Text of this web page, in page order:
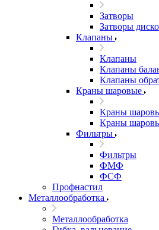
Затворы
Затворы
Клапаны
Клапаны
Клапаны
Клапаны
Краны шаровые
Краны
Краны
Фильтры
Фильтры
ФМФ
ФСФ
Профнастил
Металлообработка
Металлообработка